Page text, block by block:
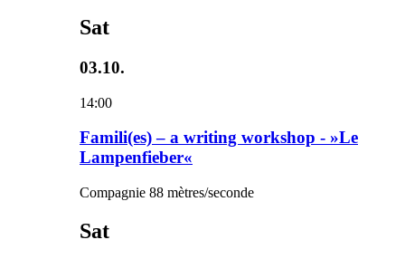
Sat
03.10.
14:00
Famili(es) – a writing workshop - »Le
Lampenfieber«
Compagnie 88 mètres/seconde
Sat